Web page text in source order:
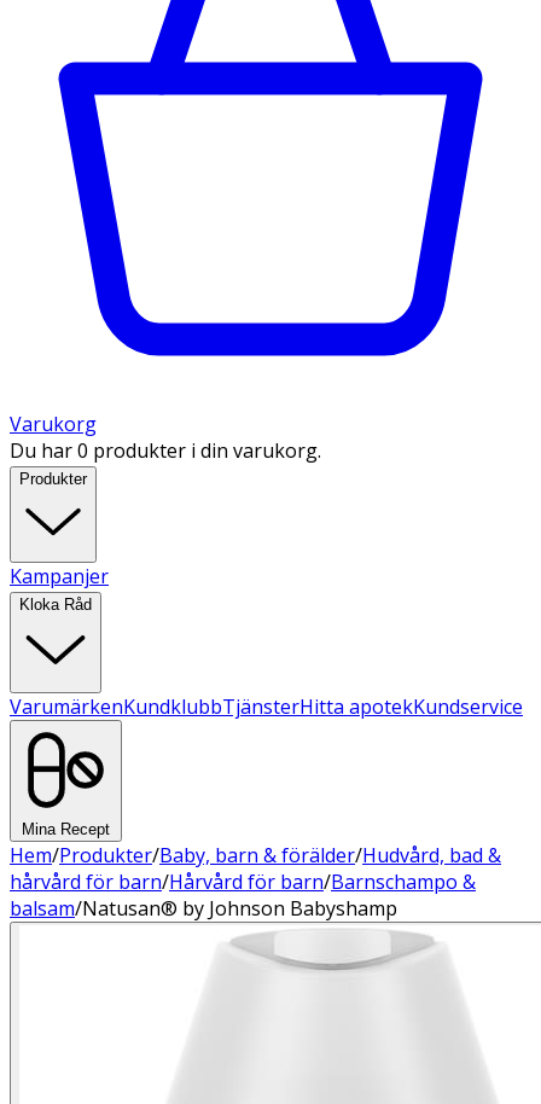
Varukorg
Du har 0 produkter i din varukorg.
Produkter
Kampanjer
Kloka Råd
VarumärkenKundklubbTjänsterHitta apotekKundservice
Mina Recept
Hem/Produkter/Baby, barn & förälder/Hudvård, bad &
hårvård för barn/Hårvård för barn/Barnschampo &
balsam/Natusan® by Johnson Babyshamp